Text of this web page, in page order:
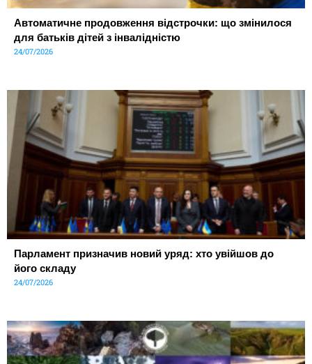
Автоматичне продовження відстрочки: що змінилося
для батьків дітей з інвалідністю
24/07/2026
Парламент призначив новий уряд: хто увійшов до
його складу
24/07/2026